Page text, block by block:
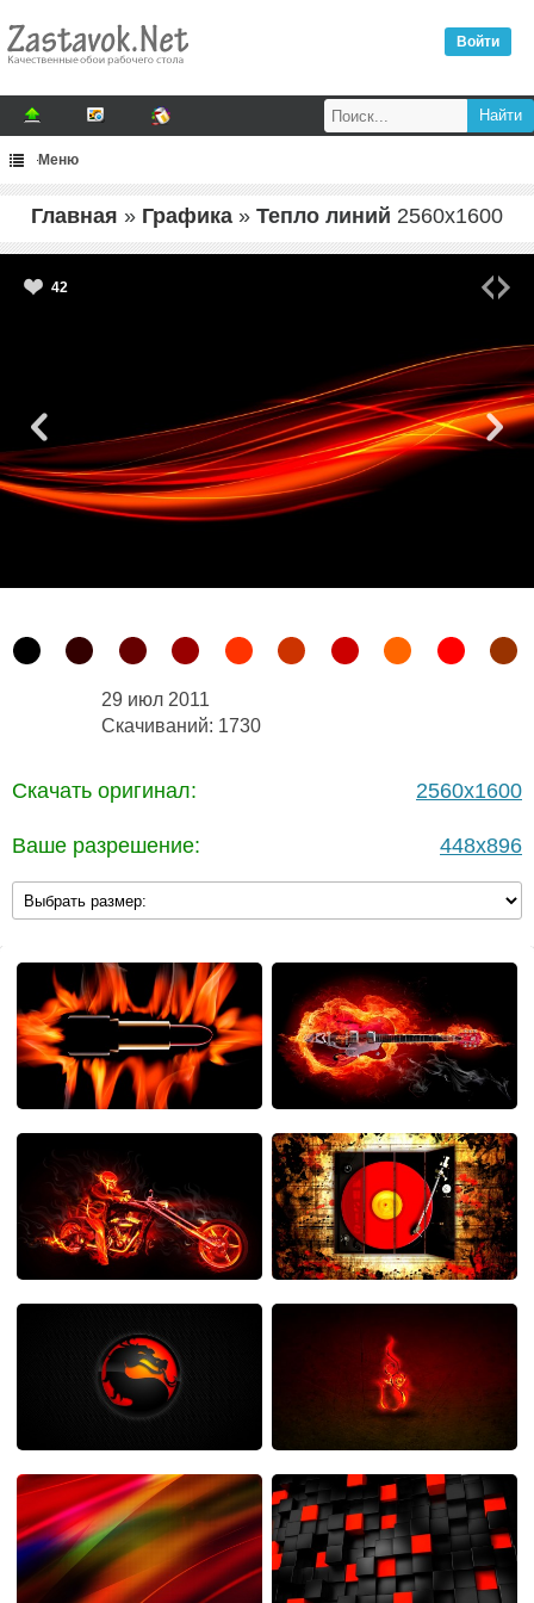
Войти
Меню
Главная » Графика » Тепло линий 2560x1600
42
29 июл 2011
Скачиваний: 1730
Скачать оригинал: 2560x1600
Ваше разрешение: 448x896